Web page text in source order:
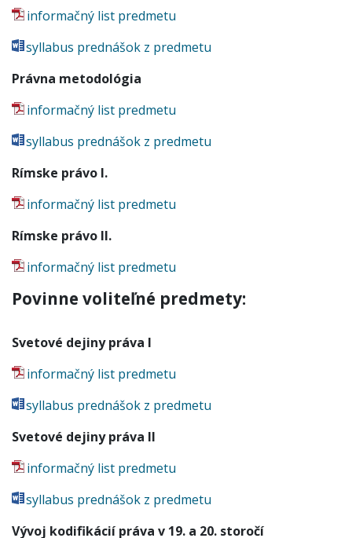
informačný list predmetu
syllabus prednášok z predmetu
Právna metodológia
informačný list predmetu
syllabus prednášok z predmetu
Rímske právo I.
informačný list predmetu
Rímske právo II.
informačný list predmetu
Povinne voliteľné predmety:
Svetové dejiny práva I
informačný list predmetu
syllabus prednášok z predmetu
Svetové dejiny práva II
informačný list predmetu
syllabus prednášok z predmetu
Vývoj kodifikácií práva v 19. a 20. storočí